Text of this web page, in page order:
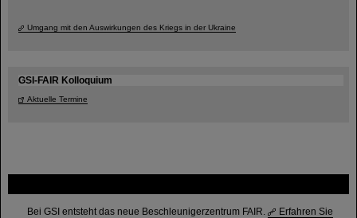
Bei GSI entsteht das neue Beschleunigerzentrum FAIR.
Erfahren Sie
Umgang mit den Auswirkungen des Kriegs in der Ukraine
GSI-FAIR Kolloquium
Aktuelle Termine